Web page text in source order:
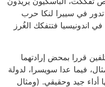
تدور في سييرا لنكا حرب
اندونيسيا فتتفكك الغُرز
قررا بمحض إرادتهما
فيما عدا سويسرا، لدولة
أداء جيد وحقيقي. (ومثال